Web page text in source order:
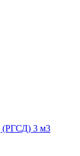
(РГСД) 3 м3